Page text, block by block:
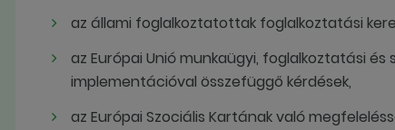
az állami foglalkoztatottak foglalkoztatási
az Európai Unió munkaügyi, foglalkoztatási
implementációval összefüggő kérdések,
az Európai Szociális Kartának való